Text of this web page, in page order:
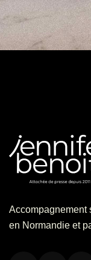
Accompagnement
en Normandie et